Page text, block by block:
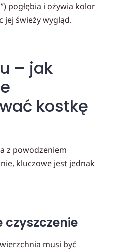
pogłębia i ożywia kolor
jej świeży wygląd.
– jak
kostkę
z powodzeniem
kluczowe jest jednak
czyszczenie
musi być